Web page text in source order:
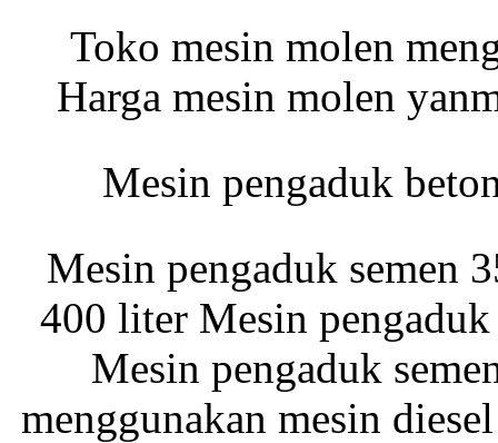
Toko mesin molen
Harga mesin molen
Mesin pengaduk
Mesin pengaduk semen
400 liter Mesin
Mesin pengaduk
menggunakan mesin